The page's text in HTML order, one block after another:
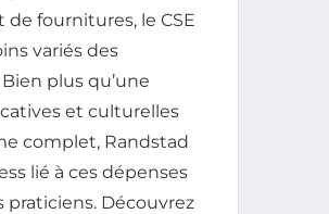
fournitures, le CSE
variés des
plus qu’une
et culturelles
complet, Randstad
lié à ces dépenses
Découvrez